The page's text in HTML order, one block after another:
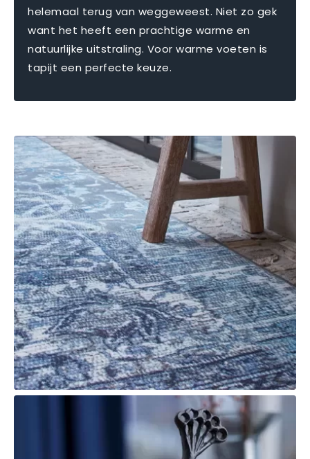
helemaal terug van weggeweest. Niet zo gek
want het heeft een prachtige warme en
natuurlijke uitstraling. Voor warme voeten is
tapijt een perfecte keuze.